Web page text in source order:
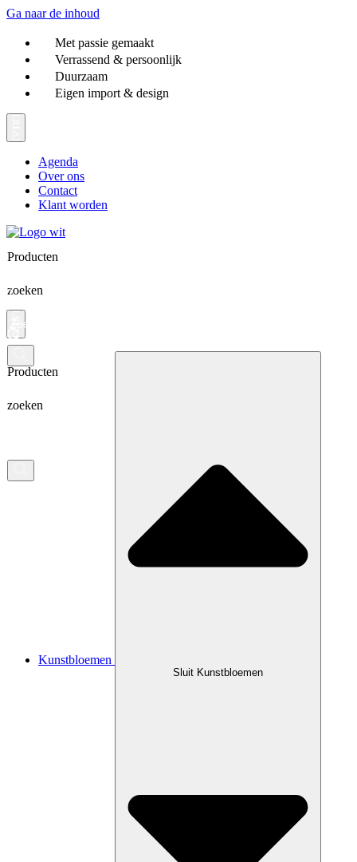
Ga naar de inhoud
Met passie gemaakt
Verrassend & persoonlijk
Duurzaam
Eigen import & design
Agenda
Over ons
Contact
Klant worden
Producten
zoeken
Producten
zoeken
Kunstbloemen
Sluit Kunstbloemen